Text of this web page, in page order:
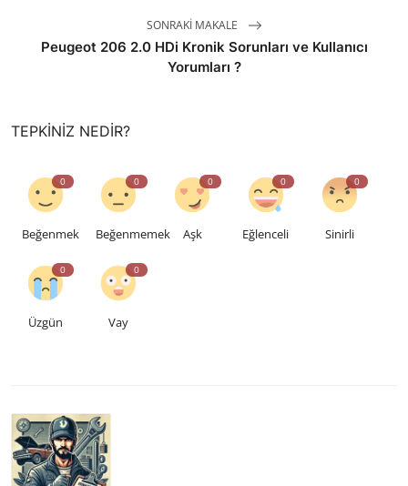
SONRAKI MAKALE
Peugeot 206 2.0 HDi Kronik Sorunları ve Kullanıcı
Yorumları ?
TEPKINIZ NEDIR?
0
Beğenmek
0
Beğenmemek
0
Aşk
0
Eğlenceli
0
Sinirli
0
Üzgün
0
Vay